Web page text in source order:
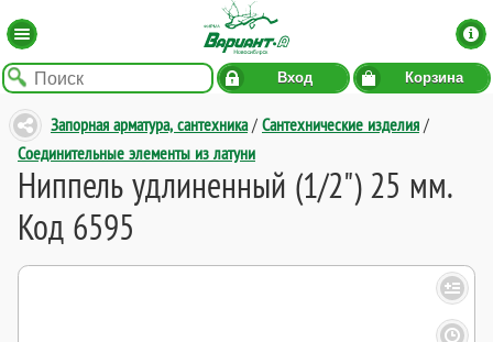
Вход Корзина
Запорная арматура, сантехника/ Сантехнические изделия /
Соединительные элементы из латуни
Ниппель удлиненный (1/2") 25 мм.
Код 6595